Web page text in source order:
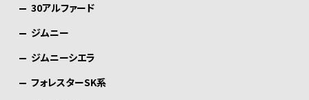
30アルファード
ジムニー
ジムニーシエラ
フォレスターSK系